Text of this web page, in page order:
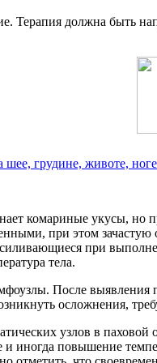
Терапия должна быть
грудине, животе,
комариные укусы, но
при этом
при
тела.
После выявления
осложнения,
узлов в
иногда повышение